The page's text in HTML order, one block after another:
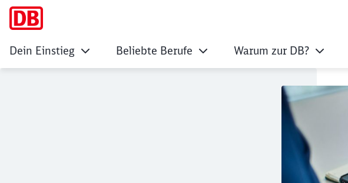
Dein Einstieg Beliebte Berufe Warum zur DB?